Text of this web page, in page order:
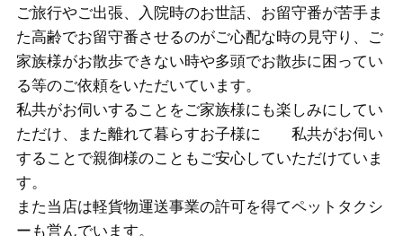
ご旅行やご出張、入院時のお世話、お留守番が苦手ま
た高齢でお留守番させるのがご心配な時の見守り、ご
家族様がお散歩できない時や多頭でお散歩に困ってい
る等のご依頼をいただいています。
私共がお伺いすることをご家族様にも楽しみにしてい
ただけ、また離れて暮らすお子様に 私共がお伺い
することで親御様のこともご安心していただけていま
す。
また当店は軽貨物運送事業の許可を得てペットタクシ
ーも営んでいます。